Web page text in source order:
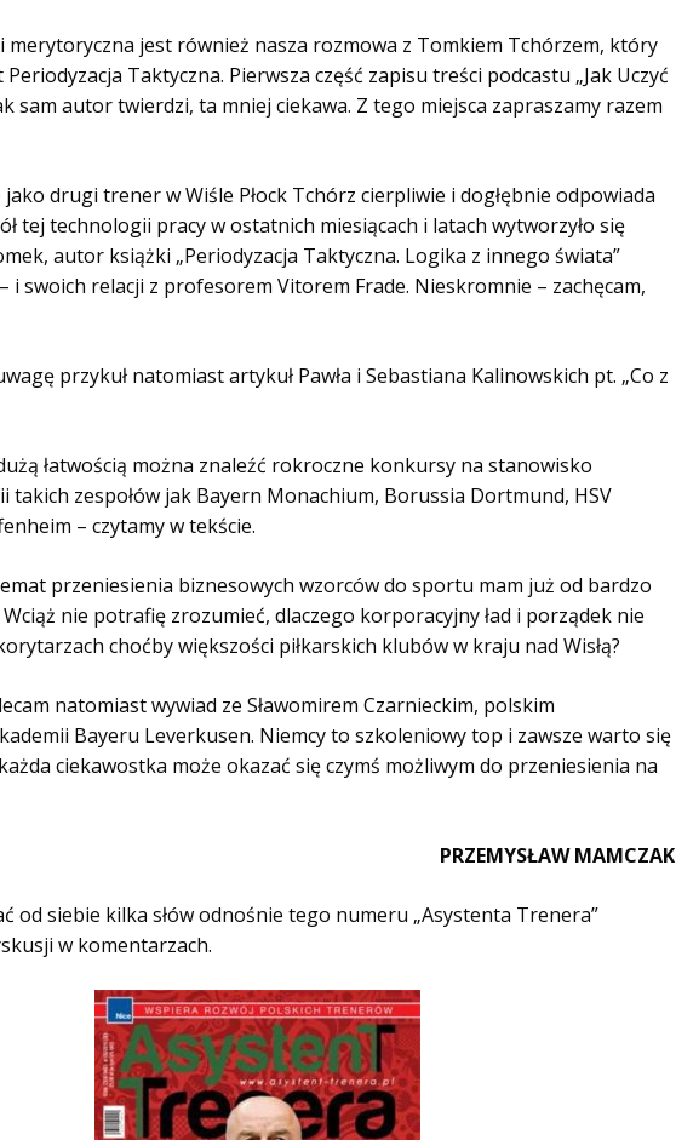
merytoryczna jest również nasza rozmowa z Tomkiem Tchórzem, który
Taktyczna. Pierwsza część zapisu treści podcastu „Jak Uczyć
sam autor twierdzi, ta mniej ciekawa. Z tego miejsca zapraszamy razem
jako drugi trener w Wiśle Płock Tchórz cierpliwie i dogłębnie odpowiada
tej technologii pracy w ostatnich miesiącach i latach wytworzyło się
autor książki „Periodyzacja Taktyczna. Logika z innego świata”
i swoich relacji z profesorem Vitorem Frade. Nieskromnie – zachęcam,
przykuł natomiast artykuł Pawła i Sebastiana Kalinowskich pt. „Co z
łatwością można znaleźć rokroczne konkursy na stanowisko
takich zespołów jak Bayern Monachium, Borussia Dortmund, HSV
– czytamy w tekście.
przeniesienia biznesowych wzorców do sportu mam już od bardzo
nie potrafię zrozumieć, dlaczego korporacyjny ład i porządek nie
choćby większości piłkarskich klubów w kraju nad Wisłą?
natomiast wywiad ze Sławomirem Czarnieckim, polskim
Bayeru Leverkusen. Niemcy to szkoleniowy top i zawsze warto się
ciekawostka może okazać się czymś możliwym do przeniesienia na
PRZEMYSŁAW MAMCZAK
od siebie kilka słów odnośnie tego numeru „Asystenta Trenera”
w komentarzach.